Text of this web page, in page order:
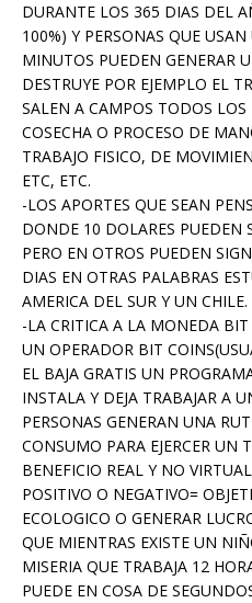
DURANTE LOS 365 DIAS DEL
100%) Y PERSONAS QUE
MINUTOS PUEDEN GENERAR
DESTRUYE POR EJEMPLO EL
SALEN A CAMPOS TODOS
COSECHA O PROCESO DE
TRABAJO FISICO, DE
ETC, ETC.
-LOS APORTES QUE SEAN
DONDE 10 DOLARES PUEDEN
PERO EN OTROS PUEDEN
DIAS EN OTRAS PALABRAS
AMERICA DEL SUR Y UN CHILE.
-LA CRITICA A LA MONEDA BIT
UN OPERADOR BIT
EL BAJA GRATIS UN
INSTALA Y DEJA TRABAJAR A
PERSONAS GENERAN UNA
CONSUMO PARA EJERCER UN
BENEFICIO REAL Y NO
POSITIVO O NEGATIVO=
ECOLOGICO O GENERAR
QUE MIENTRAS EXISTE UN
MISERIA QUE TRABAJA 12
PUEDE EN COSA DE